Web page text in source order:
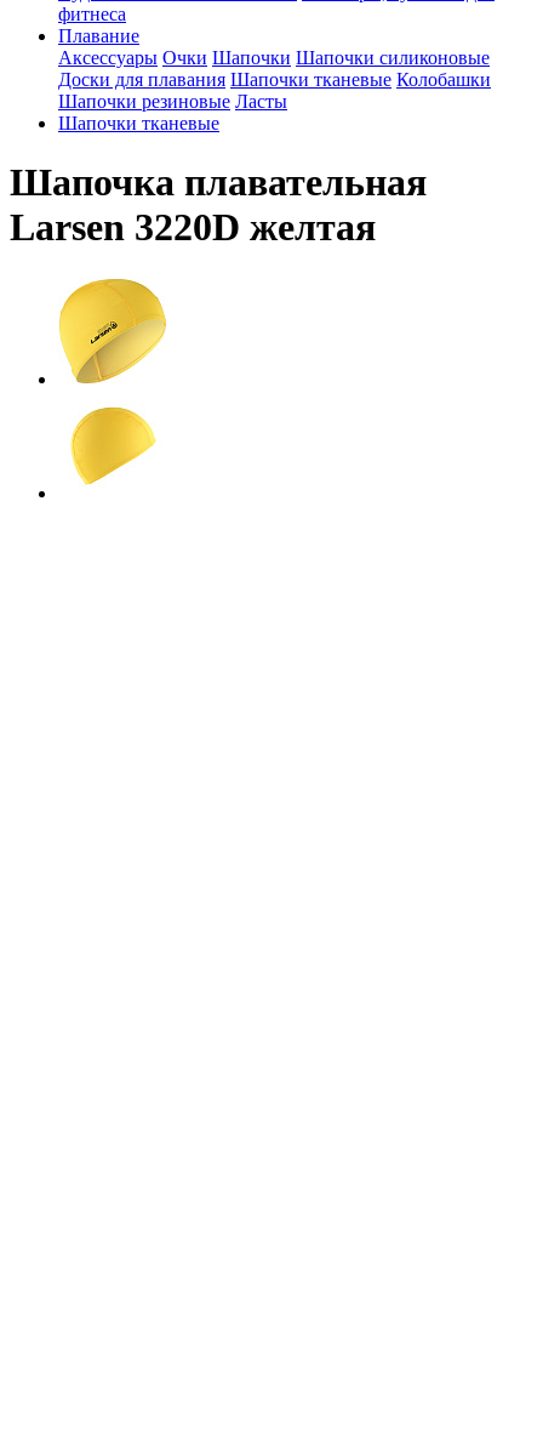
фитнеса
Плавание
Аксессуары Очки Шапочки Шапочки силиконовые
Доски для плавания Шапочки тканевые Колобашки
Шапочки резиновые Ласты
Шапочки тканевые
Шапочка плавательная
Larsen 3220D желтая